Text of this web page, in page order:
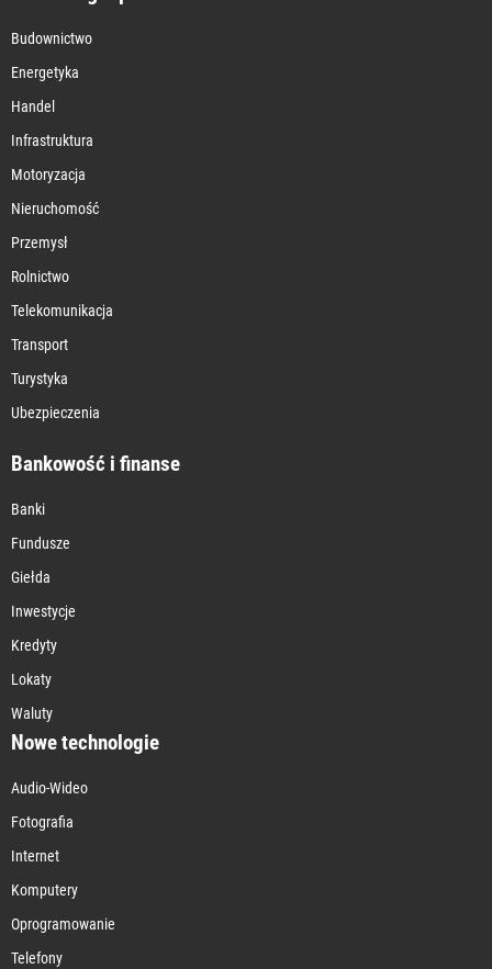
Budownictwo
Energetyka
Handel
Infrastruktura
Motoryzacja
Nieruchomość
Przemysł
Rolnictwo
Telekomunikacja
Transport
Turystyka
Ubezpieczenia
Bankowość i finanse
Banki
Fundusze
Giełda
Inwestycje
Kredyty
Lokaty
Waluty
Nowe technologie
Audio-Wideo
Fotografia
Internet
Komputery
Oprogramowanie
Telefony